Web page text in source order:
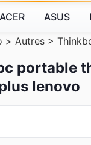
ACER ASUS
> Autres >
portable
lenovo